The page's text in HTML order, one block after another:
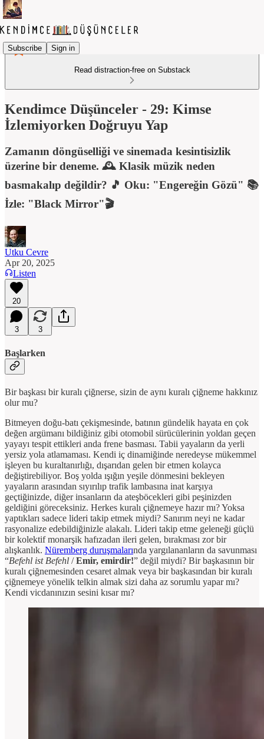
Subscribe Sign in
Read distraction-free on Substack
Kendimce Düşünceler - 29: Kimse
İzlemiyorken Doğruyu Yap
Zamanın döngüselliği ve sinemada kesintisizlik
üzerine bir deneme. 🕰️ Klasik müzik neden
basmakalıp değildir? 🎵 Oku: "Engereğin Gözü" 📚
İzle: "Black Mirror"🎬
Utku Cevre
Apr 20, 2025
Listen
20
3 3
Başlarken
Bir başkası bir kuralı çiğnerse, sizin de aynı kuralı çiğneme hakkınız
olur mu?
Bitmeyen doğu-batı çekişmesinde, batının gündelik hayata en çok
değen argümanı bildiğiniz gibi otomobil sürücülerinin yoldan geçen
yayayı tespit ettikleri anda frene basması. Tabii yayaların da yerli
yersiz yola atlamaması. Kendi iç dinamiğinde neredeyse mükemmel
işleyen bu kuraltanırlığı, dışarıdan gelen bir etmen kolayca
değiştirebiliyor. Boş yolda ışığın yeşile dönmesini bekleyen
yayaların arasından sıyırılıp trafik lambasına inat karşıya
geçtiğinizde, diğer insanların da ateşböcekleri gibi peşinizden
geldiğini göreceksiniz. Herkes kuralı çiğnemeye hazır mı? Yoksa
yaptıkları sadece lideri takip etmek miydi? Sanırım neyi ne kadar
rasyonalize edebildiğinizle alakalı. Lideri takip etme geleneği güçlü
bir kolektif monarşik hafızadan ileri gelen, bırakması zor bir
alışkanlık. Nüremberg duruşmalarında yargılananların da savunması
“Befehl ist Befehl /Emir, emirdir!” değil miydi? Bir başkasının bir
kuralı çiğnemesinden cesaret almak veya bir başkasından bir kuralı
çiğnemeye yönelik telkin almak sizi daha az sorumlu yapar mı?
Kendi vicdanınızın sesini kısar mı?